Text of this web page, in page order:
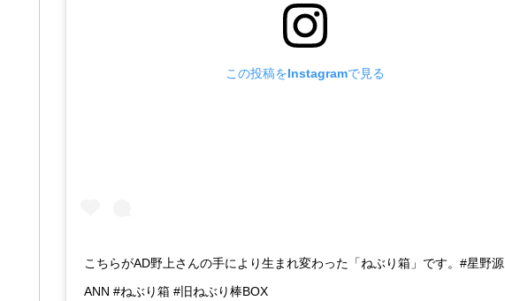
この投稿をInstagramで見る
こちらがAD野上さんの手により生まれ変わった「ねぶり箱」です。#星野源
ANN #ねぶり箱 #旧ねぶり棒BOX